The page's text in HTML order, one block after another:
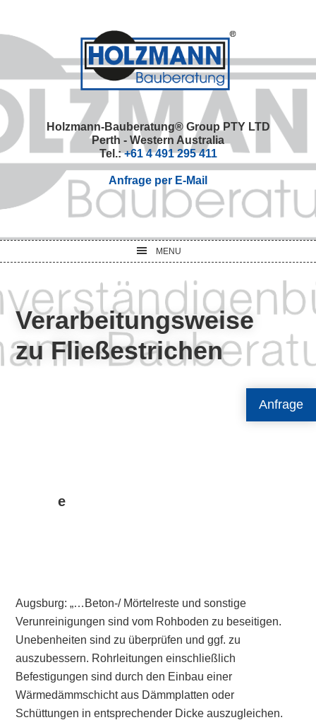
Anfrage
primary
primary
Holzmann-Bauberatung® Group PTY LTD
Perth - Western Australia
Tel.:+61 4 491 295 411
Anfrage per E-Mail
MENU
Verarbeitungsweise
zu Fließestrichen
e
Augsburg: „…Beton-/ Mörtelreste und sonstige
Verunreinigungen sind vom Rohboden zu beseitigen.
Unebenheiten sind zu überprüfen und ggf. zu
auszubessern. Rohrleitungen einschließlich
Befestigungen sind durch den Einbau einer
Wärmedämmschicht aus Dämmplatten oder
Schüttungen in entsprechender Dicke auszugleichen.